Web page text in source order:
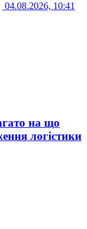
04.08.2026, 10:41
на що
логістики